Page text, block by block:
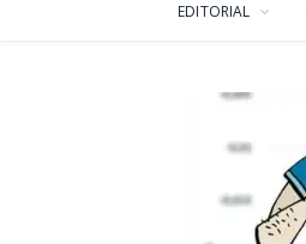
EDITORIAL